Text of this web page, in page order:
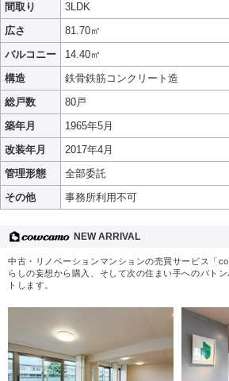
間取り
3LDK
広さ
81.70㎡
バルコニー
14.40㎡
構造
鉄骨鉄筋コンクリート造
総戸数
80戸
築年月
1965年5月
改装年月
2017年4月
管理形態
全部委託
その他
事務所利用不可
NEW ARRIVAL
中古・リノベーションマンションの売買サービス「
らしの妄想から購入、そして次の住まい手へのバト
トします。